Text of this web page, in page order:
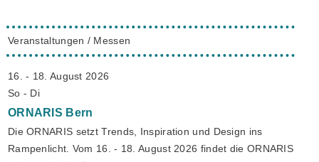
Veranstaltungen / Messen
16. - 18. August 2026
So - Di
ORNARIS Bern
Die ORNARIS setzt Trends, Inspiration und Design ins
Rampenlicht. Vom 16. - 18. August 2026 findet die ORNARIS